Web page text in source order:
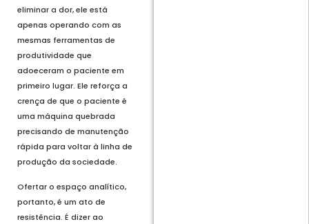
eliminar a dor, ele está
apenas operando com as
mesmas ferramentas de
produtividade que
adoeceram o paciente em
primeiro lugar. Ele reforça a
crença de que o paciente é
uma máquina quebrada
precisando de manutenção
rápida para voltar à linha de
produção da sociedade.
Ofertar o espaço analítico,
portanto, é um ato de
resistência. É dizer ao